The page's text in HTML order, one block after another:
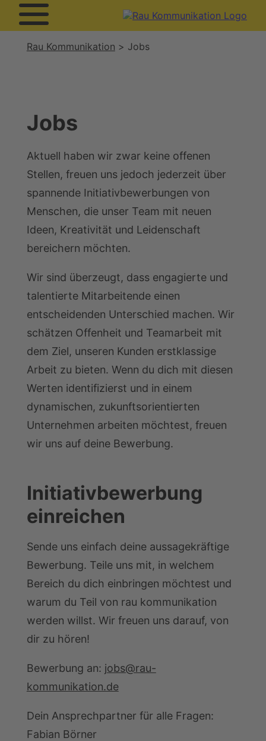
Rau Kommunikation Jobs
Jobs
Aktuell haben wir zwar keine offenen
Stellen, freuen uns jedoch jederzeit über
spannende Initiativbewerbungen von
Menschen, die unser Team mit neuen
Ideen, Kreativität und Leidenschaft
bereichern möchten.
Wir sind überzeugt, dass engagierte und
talentierte Mitarbeitende einen
entscheidenden Unterschied machen. Wir
schätzen Offenheit und Teamarbeit mit
dem Ziel, unseren Kunden erstklassige
Arbeit zu bieten. Wenn du dich mit diesen
Werten identifizierst und in einem
dynamischen, zukunftsorientierten
Unternehmen arbeiten möchtest, freuen
wir uns auf deine Bewerbung.
Initiativbewerbung
einreichen
Sende uns einfach deine aussagekräftige
Bewerbung. Teile uns mit, in welchem
Bereich du dich einbringen möchtest und
warum du Teil von rau kommunikation
werden willst. Wir freuen uns darauf, von
dir zu hören!
Bewerbung an: jobs@rau-
kommunikation.de
Dein Ansprechpartner für alle Fragen:
Fabian Börner